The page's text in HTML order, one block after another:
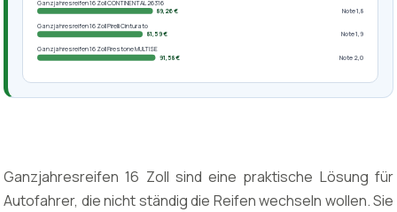
Ganzjahresreifen 16 Zoll CONTINENTAL 26316
89,26 €
Note 1,8
Ganzjahresreifen 16 Zoll Pirelli Cinturato
81,59 €
Note 1,9
Ganzjahresreifen 16 Zoll Firestone MULTISE
91,58 €
Note 2,0
Ganzjahresreifen 16 Zoll sind eine praktische Lösung für
Autofahrer, die nicht ständig die Reifen wechseln wollen. Sie